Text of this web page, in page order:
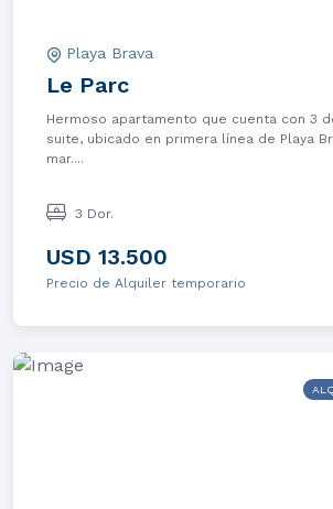
Playa Brava
Le Parc
Hermoso apartamento que cuenta con 3
suite, ubicado en primera línea de Playa
mar....
3 Dor.
USD 13.500
Precio de Alquiler temporario